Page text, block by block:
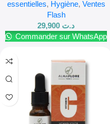
essentielles, Hygiène, Ventes
Flash
د.ت
Commander sur WhatsApp